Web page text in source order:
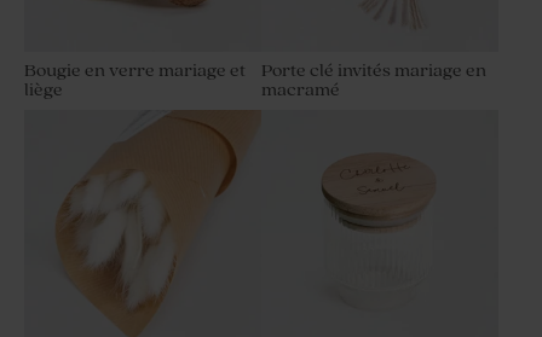
Bougie en verre mariage et
liège
Porte clé invités mariage en
macramé